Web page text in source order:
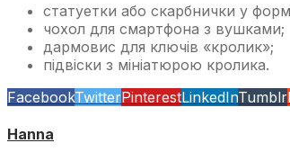
статуетки або скарбнички у
чохол для смартфона з вушками;
дармовис для ключів «кролик»;
підвіски з мініатюрою кролика.
FacebookTwitterPinterestLinkedInTumblr
Hanna